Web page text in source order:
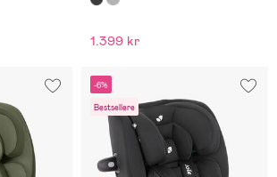
1.399 kr
-6%
Bestsellere